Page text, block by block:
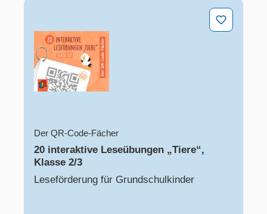
20 interaktive Leseübungen „Tiere“, Klasse 2/3
Der QR-Code-Fächer
20 interaktive Leseübungen „Tiere“,
Klasse 2/3
Leseförderung für Grundschulkinder